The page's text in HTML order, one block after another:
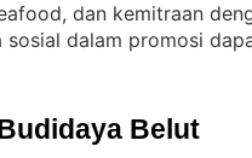
dan kemitraan
dalam promosi
Belut